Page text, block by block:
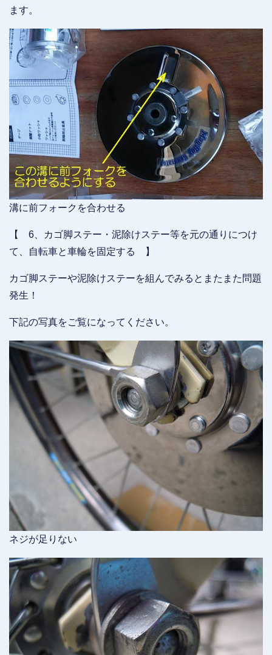
ます。
溝に前フォークを合わせる
【 6、カゴ脚ステー・泥除けステー等を元の通りにつけ
て、自転車と車輪を固定する 】
カゴ脚ステーや泥除けステーを組んでみるとまたまた問題
発生！
下記の写真をご覧になってください。
ネジが足りない